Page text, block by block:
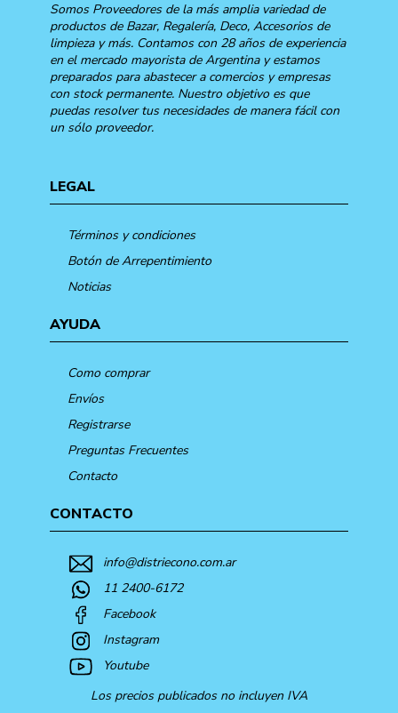
Somos Proveedores de la más amplia variedad de
productos de Bazar, Regalería, Deco, Accesorios de
limpieza y más. Contamos con 28 años de experiencia
en el mercado mayorista de Argentina y estamos
preparados para abastecer a comercios y empresas
con stock permanente. Nuestro objetivo es que
puedas resolver tus necesidades de manera fácil con
un sólo proveedor.
LEGAL
Términos y condiciones
Botón de Arrepentimiento
Noticias
AYUDA
Como comprar
Envíos
Registrarse
Preguntas Frecuentes
Contacto
CONTACTO
info@distriecono.com.ar
11 2400-6172
Facebook
Instagram
Youtube
Los precios publicados no incluyen IVA